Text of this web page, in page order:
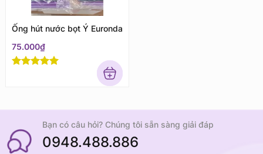
Ống hút nước bọt Ý Euronda
75.000₫
Bạn có câu hỏi? Chúng tôi sẵn sàng giải đáp
0948.488.886